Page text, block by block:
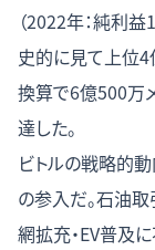
（2022年：純利
史的に見て上位4
換算で6億500万
達した。
ビトルの戦略的
の参入だ。石油
網拡充・EV普及